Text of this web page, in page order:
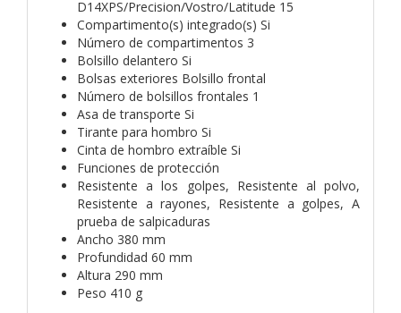
D14XPS/Precision/Vostro/Latitude 15
Compartimento(s) integrado(s) Si
Número de compartimentos 3
Bolsillo delantero Si
Bolsas exteriores Bolsillo frontal
Número de bolsillos frontales 1
Asa de transporte Si
Tirante para hombro Si
Cinta de hombro extraíble Si
Funciones de protección
Resistente a los golpes, Resistente al polvo,
Resistente a rayones, Resistente a golpes, A
prueba de salpicaduras
Ancho 380 mm
Profundidad 60 mm
Altura 290 mm
Peso 410 g